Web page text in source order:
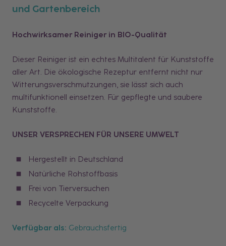
und Gartenbereich
Hochwirksamer Reiniger in BIO-Qualität
Dieser Reiniger ist ein echtes Multitalent für Kunststoffe
aller Art. Die ökologische Rezeptur entfernt nicht nur
Witterungsverschmutzungen, sie lässt sich auch
multifunktionell einsetzen. Für gepflegte und saubere
Kunststoffe.
UNSER VERSPRECHEN FÜR UNSERE UMWELT
Hergestellt in Deutschland
Natürliche Rohstoffbasis
Frei von Tierversuchen
Recycelte Verpackung
Verfügbar als: Gebrauchsfertig